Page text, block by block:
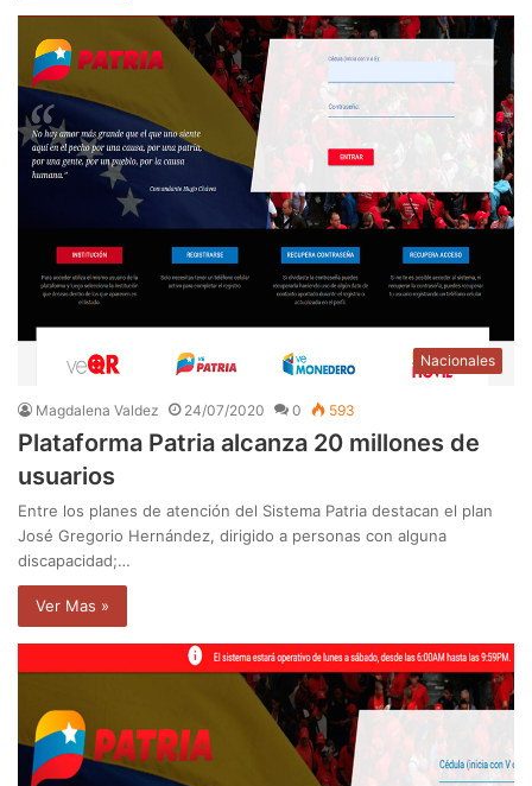
Nacionales
Magdalena Valdez 24/07/2020 0 593
Plataforma Patria alcanza 20 millones de
usuarios
Entre los planes de atención del Sistema Patria destacan el plan
José Gregorio Hernández, dirigido a personas con alguna
discapacidad;…
Ver Mas »